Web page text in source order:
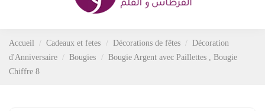
Accueil Cadeaux et fetes Décorations de fêtes
Décoration
d'Anniversaire
Bougies
Bougie Argent avec Paillettes , Bougie
Chiffre 8